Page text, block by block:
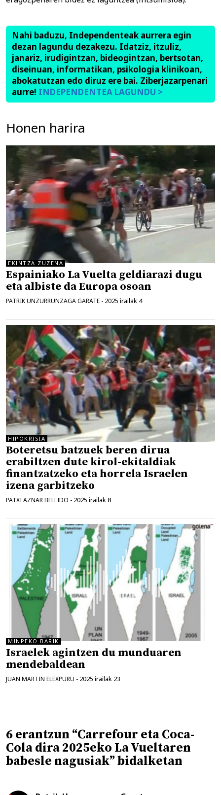
Nahi baduzu, Independenteak aurrera egin
dezan lagundu dezakezu. Idatziz, itzuliz,
janariz, irudigintzan, bideogintzan, bertsotan,
diseinuan, informatikan, psikologia klinikoan,
abokatutzan edo diruz ere bai. Ziberjazarpenari
aurre! INDEPENDENTEA LAGUNDU >
Honen harira
EKINTZA ZUZENA
Espainiako La Vuelta geldiarazi dugu
eta albiste da Europa osoan
PATRIK UNZURRUNZAGA GARATE - 2025 irailak 4
HIPOKRISIA
Boteretsu batzuek beren dirua
erabiltzen dute kirol-ekitaldiak
finantzatzeko eta horrela Israelen
izena garbitzeko
PATXI AZNAR BELLIDO - 2025 irailak 8
MINPEKO BARIK
Israelek agintzen du munduaren
mendebaldean
JUAN MARTIN ELEXPURU - 2025 irailak 23
6 erantzun “Carrefour eta Coca-
Cola dira 2025eko La Vueltaren
babesle nagusiak” bidalketan